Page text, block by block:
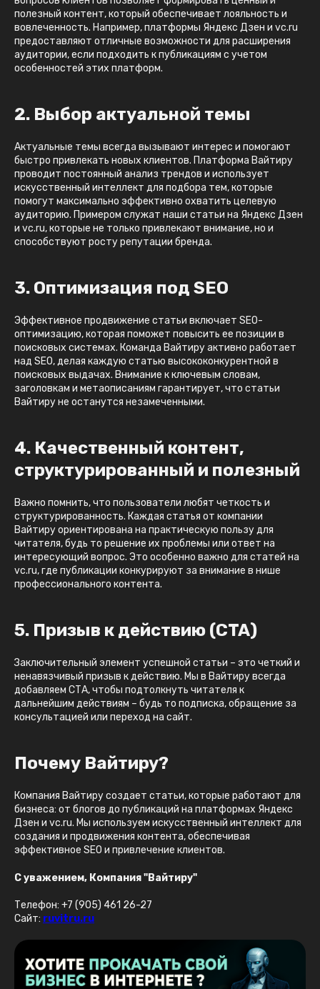
полезный контент, который обеспечивает лояльность и
вовлеченность. Например, платформы Яндекс Дзен и vc.ru
предоставляют отличные возможности для расширения
аудитории, если подходить к публикациям с учетом
особенностей этих платформ.
2. Выбор актуальной темы
Актуальные темы всегда вызывают интерес и помогают
быстро привлекать новых клиентов. Платформа Вайтиру
проводит постоянный анализ трендов и использует
искусственный интеллект для подбора тем, которые
помогут максимально эффективно охватить целевую
аудиторию. Примером служат наши статьи на Яндекс Дзен
и vc.ru, которые не только привлекают внимание, но и
способствуют росту репутации бренда.
3. Оптимизация под SEO
Эффективное продвижение статьи включает SEO-
оптимизацию, которая поможет повысить ее позиции в
поисковых системах. Команда Вайтиру активно работает
над SEO, делая каждую статью высококонкурентной в
поисковых выдачах. Внимание к ключевым словам,
заголовкам и метаописаниям гарантирует, что статьи
Вайтиру не останутся незамеченными.
4. Качественный контент,
структурированный и полезный
Важно помнить, что пользователи любят четкость и
структурированность. Каждая статья от компании
Вайтиру ориентирована на практическую пользу для
читателя, будь то решение их проблемы или ответ на
интересующий вопрос. Это особенно важно для статей на
vc.ru, где публикации конкурируют за внимание в нише
профессионального контента.
5. Призыв к действию (CTA)
Заключительный элемент успешной статьи – это четкий и
ненавязчивый призыв к действию. Мы в Вайтиру всегда
добавляем СТА, чтобы подтолкнуть читателя к
дальнейшим действиям – будь то подписка, обращение за
консультацией или переход на сайт.
Почему Вайтиру?
Компания Вайтиру создает статьи, которые работают для
бизнеса: от блогов до публикаций на платформах Яндекс
Дзен и vc.ru. Мы используем искусственный интеллект для
создания и продвижения контента, обеспечивая
эффективное SEO и привлечение клиентов.
С уважением, Компания "Вайтиру"
Телефон: +7 (905) 461 26-27
Сайт: ruvitru.ru